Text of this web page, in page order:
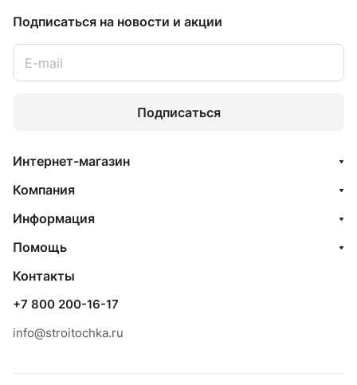
Подписаться на новости и акции
Подписаться
Интернет-магазин
Компания
Информация
Помощь
Контакты
+7 800 200-16-17
info@stroitochka.ru